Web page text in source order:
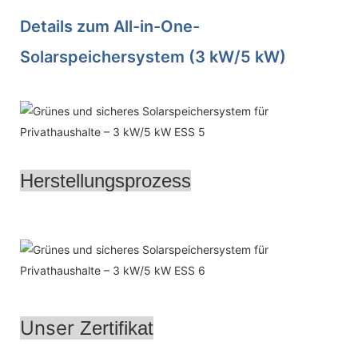
Details zum All-in-One-
Solarspeichersystem (3 kW/5 kW)
Herstellungsprozess
Unser Zertifikat